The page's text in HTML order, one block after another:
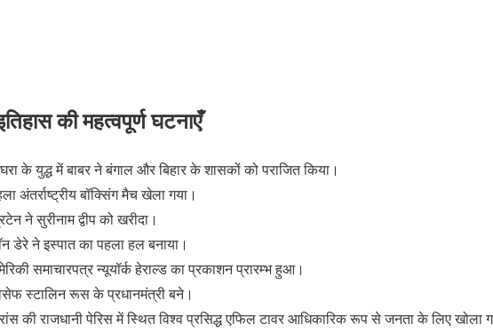
की महत्वपूर्ण घटनाएँ
के युद्ध में बाबर ने बंगाल और बिहार के शासकों को पराजित किया।
अंतर्राष्ट्रीय बॉक्सिंग मैच खेला गया।
ने सुरीनाम द्वीप को खरीदा।
डेरे ने इस्पात का पहला हल बनाया।
समाचारपत्र न्यूयॉर्क हेराल्ड का प्रकाशन प्रारम्भ हुआ।
स्टालिन रूस के प्रधानमंत्री बने।
की राजधानी पेरिस में स्थित विश्व प्रसिद्ध एफिल टावर आधिकारिक रूप से जनता के लिए खोला